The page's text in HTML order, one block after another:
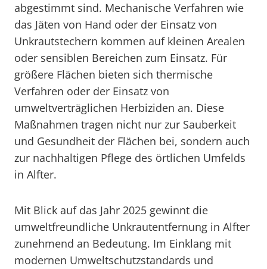
abgestimmt sind. Mechanische Verfahren wie
das Jäten von Hand oder der Einsatz von
Unkrautstechern kommen auf kleinen Arealen
oder sensiblen Bereichen zum Einsatz. Für
größere Flächen bieten sich thermische
Verfahren oder der Einsatz von
umweltverträglichen Herbiziden an. Diese
Maßnahmen tragen nicht nur zur Sauberkeit
und Gesundheit der Flächen bei, sondern auch
zur nachhaltigen Pflege des örtlichen Umfelds
in Alfter.
Mit Blick auf das Jahr 2025 gewinnt die
umweltfreundliche Unkrautentfernung in Alfter
zunehmend an Bedeutung. Im Einklang mit
modernen Umweltschutzstandards und